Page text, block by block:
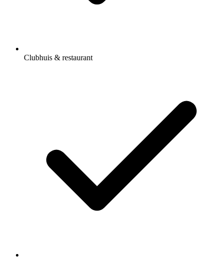
Clubhuis & restaurant